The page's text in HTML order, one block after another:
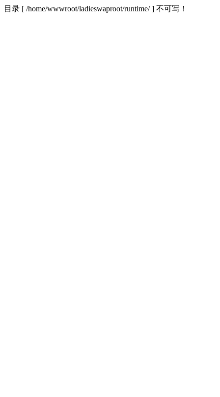
目录 [ /home/wwwroot/ladieswaproot/runtime/ ] 不可写！